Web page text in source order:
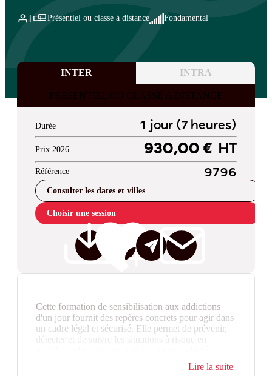
Présentiel ou classe à distance Fondamental
INTER INTRA
PRESENTIEL OU CLASSE A DISTANCE
Durée 1 jour (7 heures)
Prix 2026 930,00 € HT
Référence 9796
Consulter les dates et villes
Choisir une session
Cette formation de sensibilisation aux addictions
d'un jour fournit des repères concrets pour agir dans
un cadre légal et sécurisé. Elle permet de prévenir,
détecter et de suivre les situations à risque en
Les conduites addictives au travail constituent un
Lire la suite